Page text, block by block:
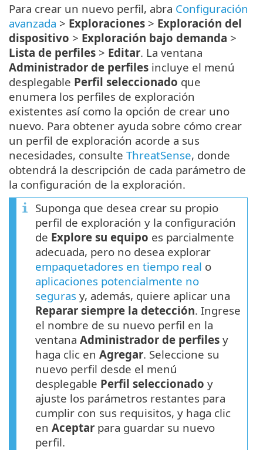
Para crear un nuevo perfil, abra Configuración
avanzada > Exploraciones > Exploración del
dispositivo > Exploración bajo demanda >
Lista de perfiles > Editar. La ventana
Administrador de perfiles incluye el menú
desplegable Perfil seleccionado que
enumera los perfiles de exploración
existentes así como la opción de crear uno
nuevo. Para obtener ayuda sobre cómo crear
un perfil de exploración acorde a sus
necesidades, consulte ThreatSense, donde
obtendrá la descripción de cada parámetro de
la configuración de la exploración.
Suponga que desea crear su propio
perfil de exploración y la configuración
de Explore su equipo es parcialmente
adecuada, pero no desea explorar
empaquetadores en tiempo real o
aplicaciones potencialmente no
seguras y, además, quiere aplicar una
Reparar siempre la detección. Ingrese
el nombre de su nuevo perfil en la
ventana Administrador de perfiles y
haga clic en Agregar. Seleccione su
nuevo perfil desde el menú
desplegable Perfil seleccionado y
ajuste los parámetros restantes para
cumplir con sus requisitos, y haga clic
en Aceptar para guardar su nuevo
perfil.